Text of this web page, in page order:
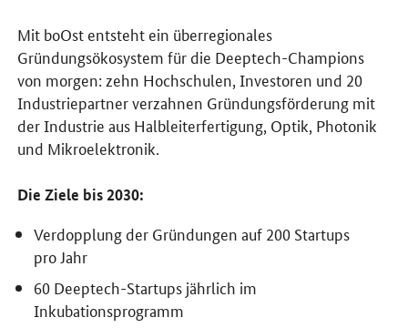
Mit boOst entsteht ein überregionales
Gründungsökosystem für die Deeptech-Champions
von morgen: zehn Hochschulen, Investoren und 20
Industriepartner verzahnen Gründungsförderung mit
der Industrie aus Halbleiterfertigung, Optik, Photonik
und Mikroelektronik.
Die Ziele bis 2030:
Verdopplung der Gründungen auf 200 Startups
pro Jahr
60 Deeptech-Startups jährlich im
Inkubationsprogramm